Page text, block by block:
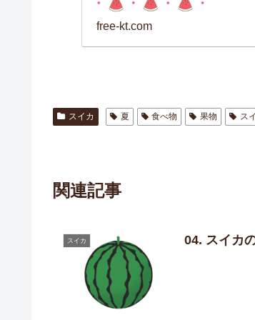
free-kt.com
スイカ 夏 食べ物 果物 ス
関連記事
スイカ 04. スイカ